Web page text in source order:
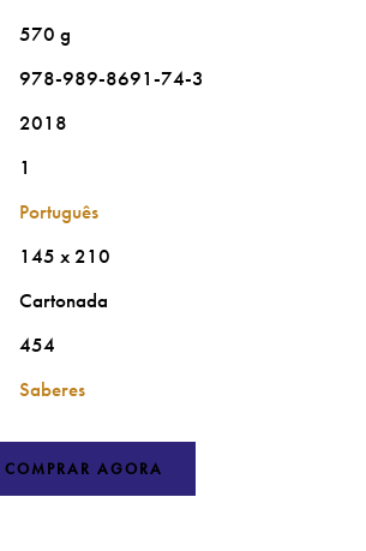
570 g
978-989-8691-74-3
2018
1
Português
145 x 210
Cartonada
454
Saberes
COMPRAR AGORA